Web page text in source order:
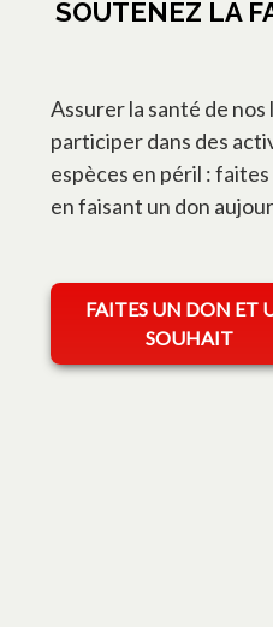
SOUTENEZ LA
Assurer la santé de
participer dans des
espèces en péril :
en faisant un don
FAITES UN DON ET
SOUHAIT
s’ouvre